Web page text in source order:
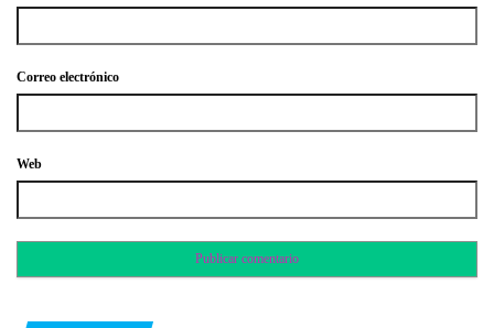
Correo electrónico
Web